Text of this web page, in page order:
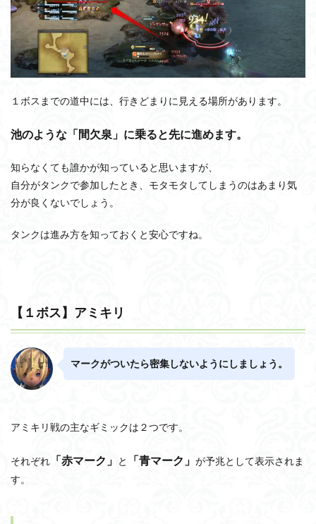
１ボスまでの道中には、行きどまりに見える場所があります。
池のような「間欠泉」に乗ると先に進めます。
知らなくても誰かが知っていると思いますが、
自分がタンクで参加したとき、モタモタしてしまうのはあまり気
分が良くないでしょう。
タンクは進み方を知っておくと安心ですね。
【１ボス】アミキリ
マークがついたら密集しないようにしましょう。
アミキリ戦の主なギミックは２つです。
それぞれ 「赤マーク」 と 「青マーク」 が予兆として表示されま
す。